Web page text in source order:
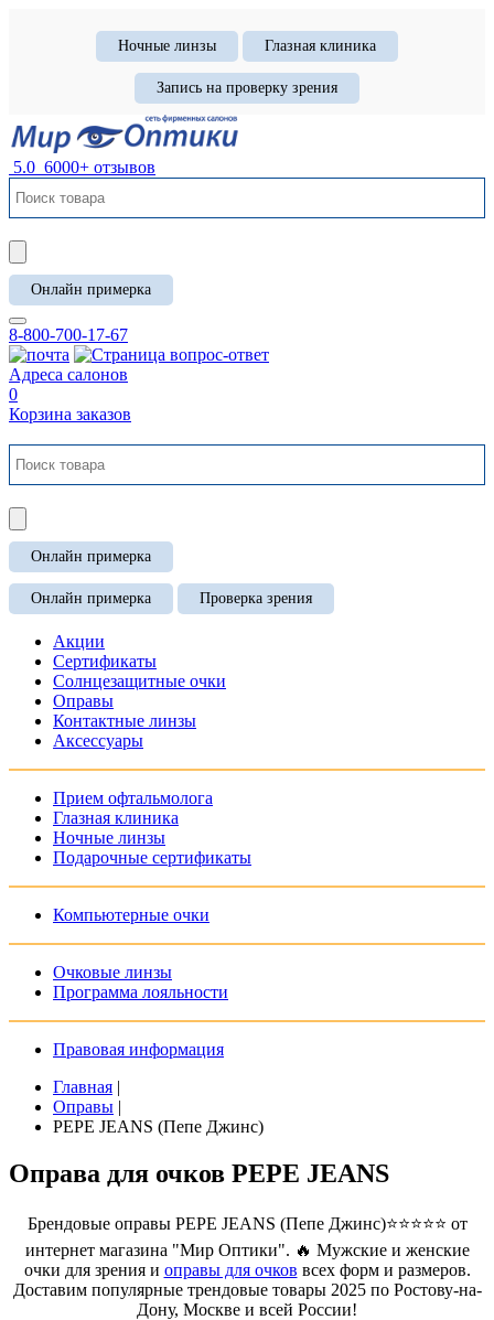
Ночные линзы Глазная клиника
Запись на проверку зрения
5.0 6000+ отзывов
Онлайн примерка
8-800-700-17-67
Адреса салонов
0
Корзина заказов
Онлайн примерка
Онлайн примерка Проверка зрения
Акции
Сертификаты
Солнцезащитные очки
Оправы
Контактные линзы
Аксессуары
Прием офтальмолога
Глазная клиника
Ночные линзы
Подарочные сертификаты
Компьютерные очки
Очковые линзы
Программа лояльности
Правовая информация
Главная |
Оправы |
PEPE JEANS (Пепе Джинс)
Оправа для очков PEPE JEANS
Брендовые оправы PEPE JEANS (Пепе Джинс)⭐⭐⭐⭐⭐ от
интернет магазина "Мир Оптики". 🔥 Мужские и женские
очки для зрения и оправы для очков всех форм и размеров.
Доставим популярные трендовые товары 2025 по Ростову-на-
Дону, Москве и всей России!